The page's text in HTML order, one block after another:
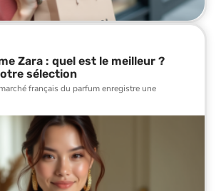
Zara : quel est le meilleur ?
sélection
français du parfum enregistre une